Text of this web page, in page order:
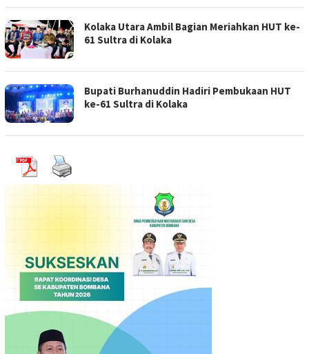
Kolaka Utara Ambil Bagian Meriahkan HUT ke-
61 Sultra di Kolaka
Bupati Burhanuddin Hadiri Pembukaan HUT
ke-61 Sultra di Kolaka